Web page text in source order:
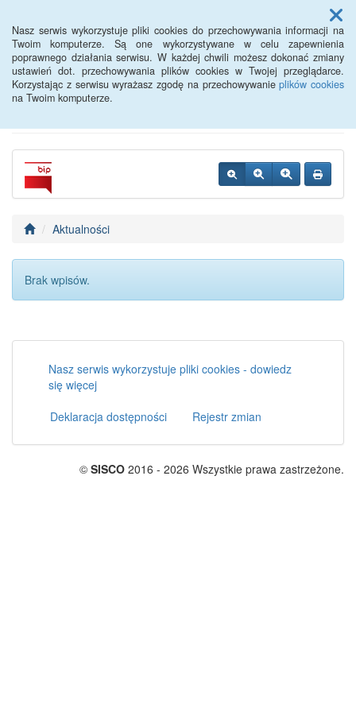
Nasz serwis wykorzystuje pliki cookies do przechowywania informacji na
Twoim komputerze. Są one wykorzystywane w celu zapewnienia
poprawnego działania serwisu. W każdej chwili możesz dokonać zmiany
ustawień dot. przechowywania plików cookies w Twojej przeglądarce.
Korzystając z serwisu wyrażasz zgodę na przechowywanieplików cookies
na Twoim komputerze.
Menu
Powiatowy Urząd Pracy w
Oławie
Aktualności
Brak wpisów.
Nasz serwis wykorzystuje pliki cookies - dowiedz
się więcej
Deklaracja dostępności
Rejestr zmian
© SISCO 2016 - 2026 Wszystkie prawa zastrzeżone.